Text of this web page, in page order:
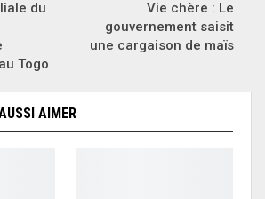
du
Togo
Vie chère : Le
gouvernement saisit
une cargaison de maïs
AIMER